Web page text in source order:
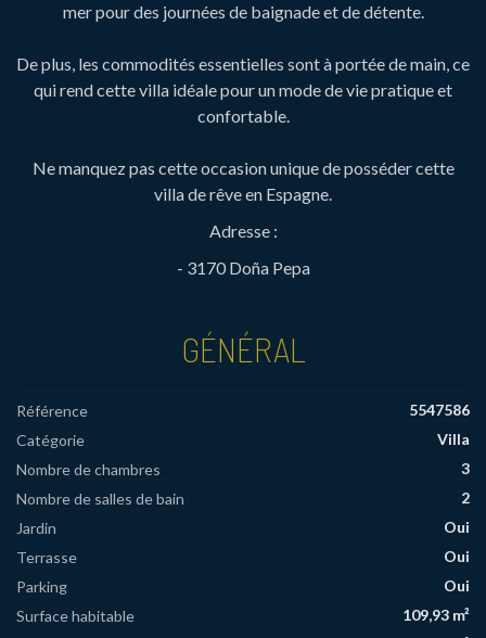
mer pour des journées de baignade et de détente.
De plus, les commodités essentielles sont à portée de main, ce
qui rend cette villa idéale pour un mode de vie pratique et
confortable.
Ne manquez pas cette occasion unique de posséder cette
villa de rêve en Espagne.
Adresse :
- 3170 Doña Pepa
GÉNÉRAL
Référence
5547586
Catégorie
Villa
Nombre de chambres
3
Nombre de salles de bain
2
Jardin
Oui
Terrasse
Oui
Parking
Oui
Surface habitable
109,93 m²